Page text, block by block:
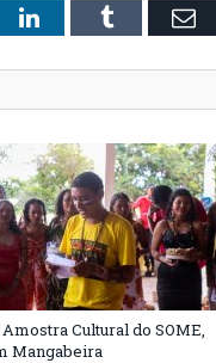
LinkedInTumblr
Amostra Cultural do SOME,
Mangabeira